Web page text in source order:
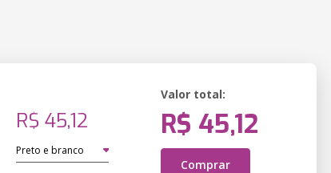
R$ 45,12
Valor total:
R$ 45,12
Comprar